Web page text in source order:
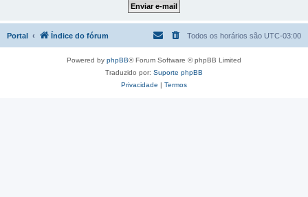
Portal Índice do fórum Todos os horários são UTC-03:00
Powered by phpBB® Forum Software © phpBB Limited
Traduzido por: Suporte phpBB
Privacidade | Termos